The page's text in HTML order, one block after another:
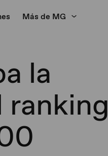
Más de MG
la
ranking